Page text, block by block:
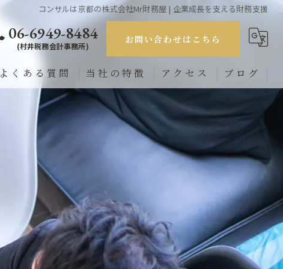
コンサルは京都の株式会社Mr財務屋 | 企業成長を支える財務支援
06-6949-8484
(村井税務会計事務所)
お問い合わせはこちら
よくある質問 当社の特徴
経営
業務改善
売上
アクセス ブログ
コラム